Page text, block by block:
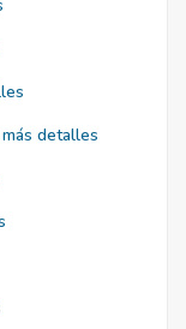
detalles